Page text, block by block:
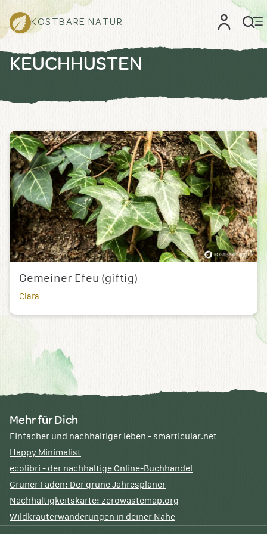
KOSTBARE NATUR
KEUCHHUSTEN
Gemeiner Efeu (giftig)
Clara
Mehr für Dich
Einfacher und nachhaltiger leben - smarticular.net
Happy Minimalist
ecolibri - der nachhaltige Online-Buchhandel
Grüner Faden: Der grüne Jahresplaner
Nachhaltigkeitskarte: zerowastemap.org
Wildkräuterwanderungen in deiner Nähe